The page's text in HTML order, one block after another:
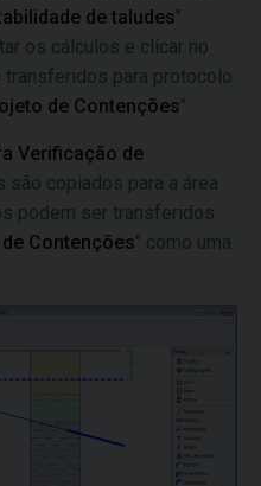
de taludes"
os cálculos e clicar no
para protocolo
de Contenções".
Verificação de
são copiados para a área
podem ser transferidos
Contenções" como uma